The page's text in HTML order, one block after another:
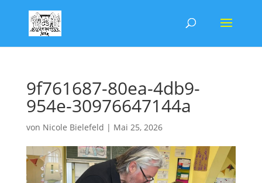
9f761687-80ea-4db9-
954e-30976647144a
von Nicole Bielefeld | Mai 25, 2026